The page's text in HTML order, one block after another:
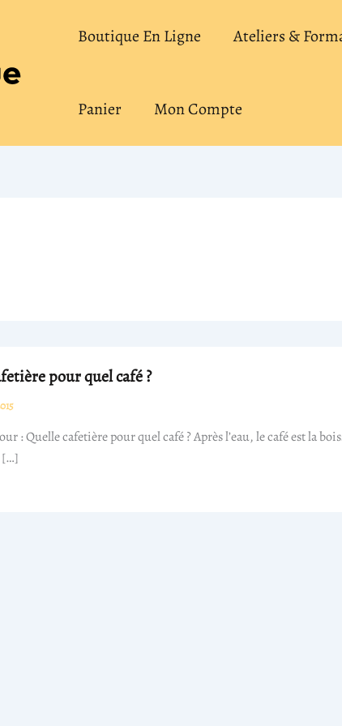
Boutique En Ligne Ateliers &
Panier Mon Compte
pour quel café ?
: Quelle cafetière pour quel café ? Après l’eau, le café est la
[…]